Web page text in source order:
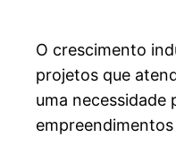
O crescimento
projetos que
uma necessidade